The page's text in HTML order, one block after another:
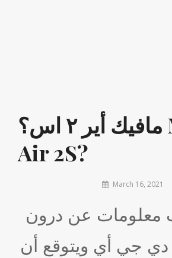
مافيك أير ٢ اس؟ Mavic
Air 2S?
By March 16, 2021
معلومات عن درون
جي أي ويتوقع أن